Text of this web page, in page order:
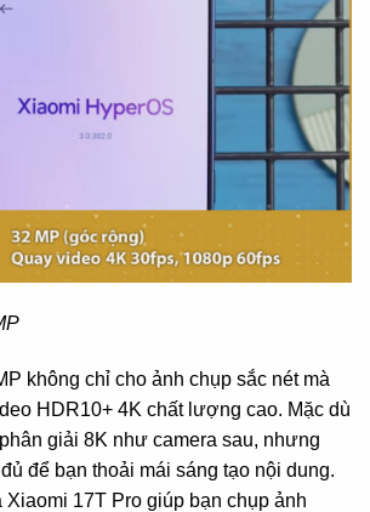
không chỉ cho ảnh chụp sắc nét mà
HDR10+ 4K chất lượng cao. Mặc dù
giải 8K như camera sau, nhưng
để bạn thoải mái sáng tạo nội dung.
17T Pro giúp bạn chụp ảnh